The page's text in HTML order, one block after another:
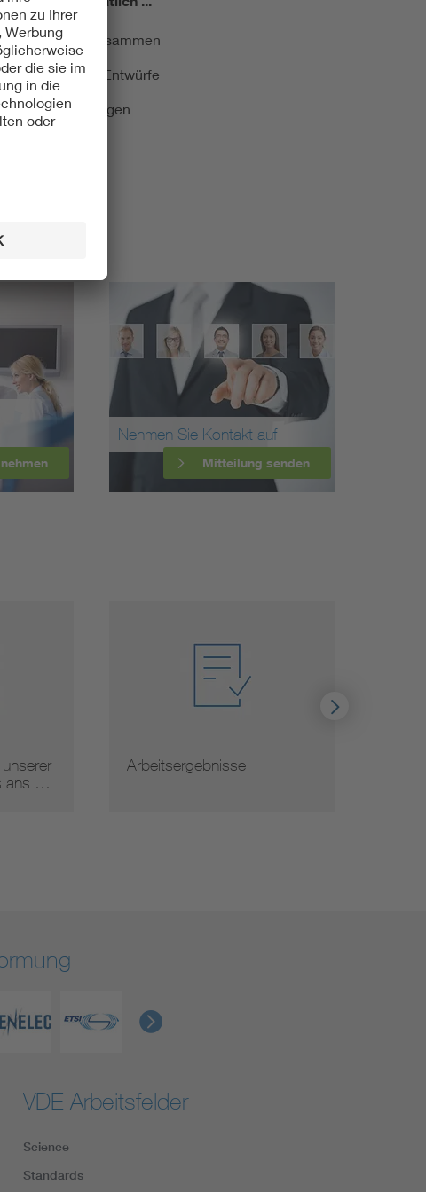
kurz zusammen
und Entwürfe
Veranstaltungen
Nehmen Sie Kontakt auf
Mitteilung senden
ans …
Arbeitsergebnisse
VDE Arbeitsfelder
Science
Standards